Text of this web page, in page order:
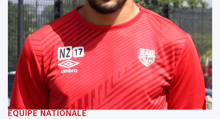
EQUIPE NATIONALE